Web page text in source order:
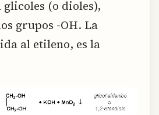
glicoles (o dioles),
grupos -OH. La
al etileno, es la